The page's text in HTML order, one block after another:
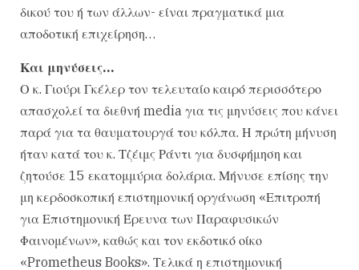
δικού του ή των άλλων- είναι πραγματικά μια
αποδοτική επιχείρηση…
Και μηνύσεις…
Ο κ. Γιούρι Γκέλερ τον τελευταίο καιρό περισσότερο
απασχολεί τα διεθνή media για τις μηνύσεις που κάνει
παρά για τα θαυματουργά του κόλπα. Η πρώτη μήνυση
ήταν κατά του κ. Τζέιμς Ράντι για δυσφήμηση και
ζητούσε 15 εκατομμύρια δολάρια. Μήνυσε επίσης την
μη κερδοσκοπική επιστημονική οργάνωση «Επιτροπή
για Επιστημονική Έρευνα των Παραφυσικών
Φαινομένων», καθώς και τον εκδοτικό οίκο
«Prometheus Books». Τελικά η επιστημονική